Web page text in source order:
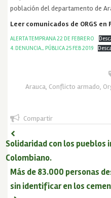
población del departamento de
Leer comunicados de ORGS en
ALERTA TEMPRANA 22 DE FEBRERO
4. DENUNCIA_ PÚBLICA 25 FEB 2019
Arauca, Conflicto armado,
Compartir
Solidaridad con los pueblos
Colombiano.
Más de 83.000 personas
sin identificar en los